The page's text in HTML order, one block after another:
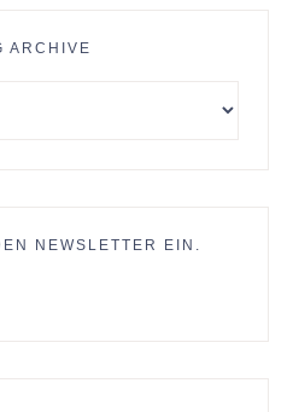
ARCHIVE
NEWSLETTER EIN.